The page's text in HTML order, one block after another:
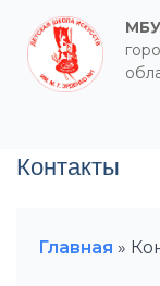
Контакты
Главная »